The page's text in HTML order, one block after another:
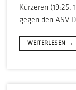
Kürzeren (19:25,
gegen den ASV
WEITERLESEN →